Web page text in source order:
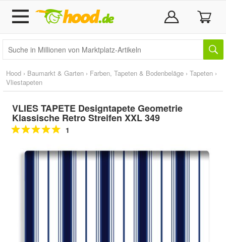
Hood › Baumarkt & Garten › Farben, Tapeten & Bodenbeläge › Tapeten ›
Vliestapeten
VLIES TAPETE Designtapete Geometrie
Klassische Retro Streifen XXL 349
1